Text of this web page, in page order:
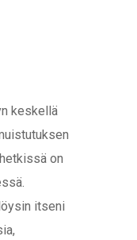
keskellä
on
itseni